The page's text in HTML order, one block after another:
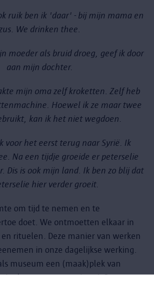
ruik ben ik 'daar' - bij mijn mama en
We drinken thee.
moeder als bruid droeg, geef ik door
aan mijn dochter.
mijn oma zelf kroketten. Zelf heb
Hoewel ik ze maar twee
kan ik het niet wegdoen.
voor het eerst terug naar Syrië. Ik
Na een tijdje groeide er peterselie
Dis is ook mijn land. Ik ben zo blij dat
hier verder groeit.
om tijd te nemen en te
doet. We ontmoetten elkaar in
rituelen. Deze manier van werken
in onze dagelijkse werking.
museum een (maak)plek van
in de context van migratie?